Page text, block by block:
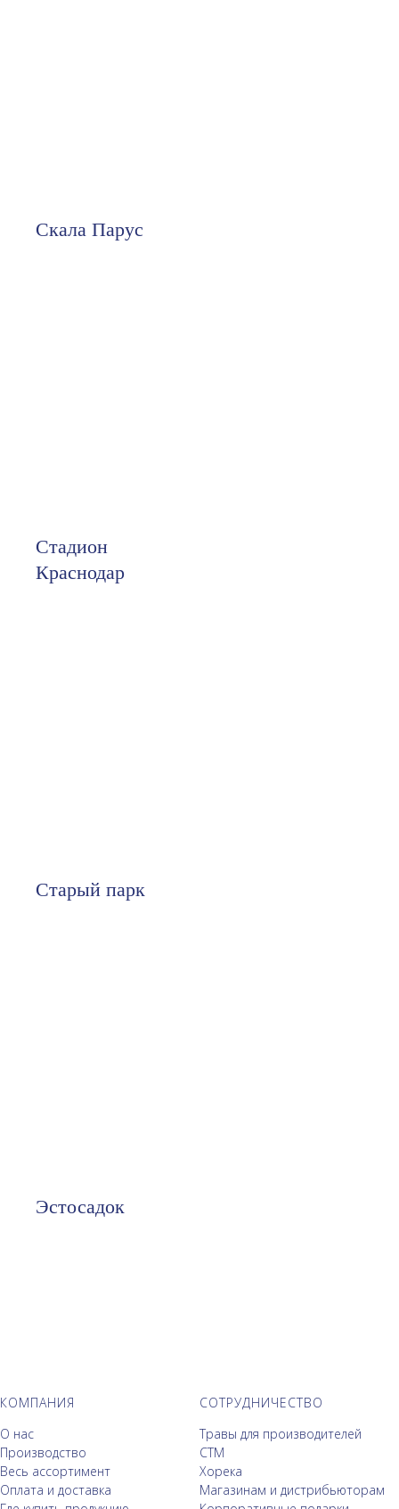
Скала Парус
Стадион
Краснодар
Старый парк
Эстосадок
КОМПАНИЯ
О нас
Производство
Весь ассортимент
Оплата и доставка
СОТРУДНИЧЕСТВО
Травы для производителей
СТМ
Хорека
Магазинам и дистрибьюторам